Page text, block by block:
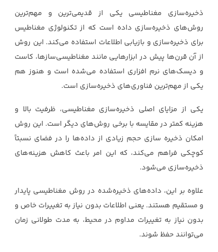
ذخیره‌سازی مغناطیسی یکی از قدیمی‌ترین و مهم‌ترین
روش‌های ذخیره‌سازی داده است که از تکنولوژی ‏مغناطیس
برای ذخیره‌سازی و بازیابی اطلاعات استفاده می‌کند. این روش
از آن قرن‌ها پیش در ابزارهایی ‏مانند مغناطیسی‌سازها، کاست
و دیسک‌های نرم افزاری استفاده می‌شده است و هنوز هم
یکی از مهم‌ترین ‏فناوری‌های ذخیره‌سازی است.‏
یکی از مزایای اصلی ذخیره‌سازی مغناطیسی، ظرفیت بالا و
هزینه کمتر در مقایسه با برخی روش‌های ‏دیگر است. این روش
امکان ذخیره سازی حجم زیادی از داده‌ها را در فضای نسبتاً
کوچکی فراهم می‌کند، ‏که این امر باعث کاهش هزینه‌های
ذخیره‌سازی می‌شود.‏
علاوه بر این، داده‌های ذخیره‌شده در روش مغناطیسی پایدار
و مستقیم هستند. یعنی اطلاعات بدون نیاز ‏به تغییرات خاص و
بدون نیاز به تغییرات مداوم در محیط، به مدت طولانی زمان
می‌توانند حفظ شوند.‏